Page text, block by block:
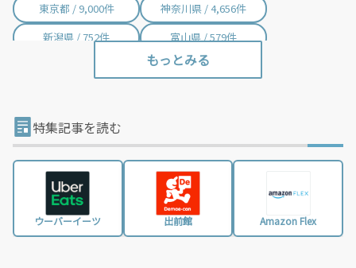
東京都 / 9,000件
神奈川県 / 4,656件
新潟県 / 752件
富山県 / 579件
福井県 / 414件
岐阜県 / 844件
愛知県 / 3,016件
三重県 / 998件
滋賀県 / 657件
京都府 / 1,404件
大阪府 / 3,331件
兵庫県 / 2,487件
奈良県 / 622件
和歌山県 / 321件
特集記事を読む
ウーバーイーツ 出前館 Amazon Flex